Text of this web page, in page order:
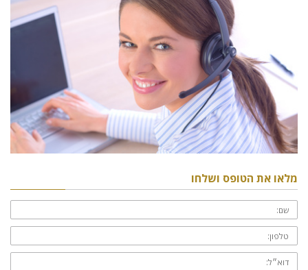
מלאו את הטופס ושלחו
שם:
טלפון:
דוא״ל: